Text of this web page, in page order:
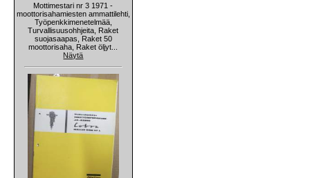
Mottimestari nr 3 1971 -
moottorisahamiesten ammattilehti,
Työpenkkimenetelmää,
Turvallisuusohhjeita, Raket
suojasaapas, Raket 50
moottorisaha, Raket öljyt...
Näytä